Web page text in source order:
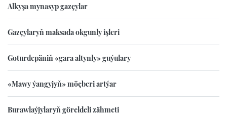
Alkyşa mynasyp gazçylar
Gazçylaryň maksada okgunly işleri
Goturdepäniň «gara altynly» guýulary
«Mawy ýangyjyň» möçberi artýar
Burawlaýjylaryň göreldeli zähmeti